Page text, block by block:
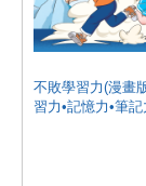
不敗學習力(漫
習力•記憶力•筆記